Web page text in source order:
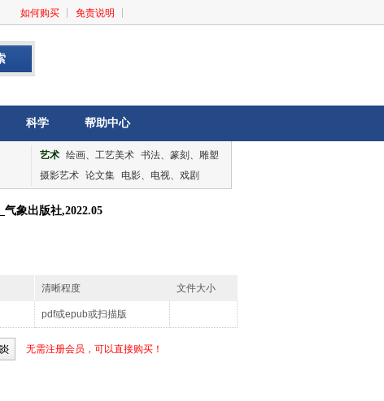
如何购买 免责说明
科学 帮助中心
艺术 绘画、工艺美术 书法、篆刻、雕塑
摄影艺术 论文集
电影、电视、戏剧
象出版社,2022.05
清晰程度 文件大小
pdf或epub或扫描版
无需注册会员，可以直接购买！